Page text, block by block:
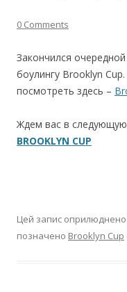
0 Comments
Закончился
боулингу Brooklyn
посмотреть здесь –
Ждем вас в следующую
BROOKLYN CUP
Цей запис
позначено Brooklyn Cup